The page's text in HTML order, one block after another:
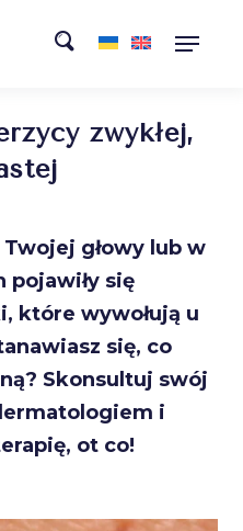
zwykłej,
głowy lub w
pojawiły się
które wywołują u
się, co
Skonsultuj swój
i
ot co!